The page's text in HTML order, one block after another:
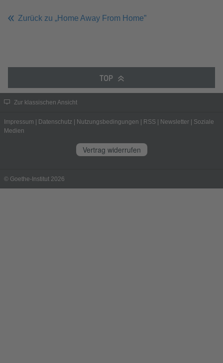
Zurück zu „Home Away From Home”
TOP
Zur klassischen Ansicht
Impressum | Datenschutz | Nutzungsbedingungen | RSS | Newsletter | Soziale
Medien
Vertrag widerrufen
© Goethe-Institut 2026